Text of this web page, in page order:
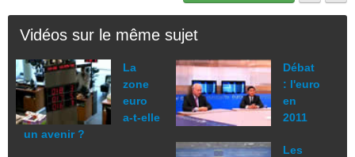
Vidéos sur le même sujet
La
zone
euro
a-t-elle
un avenir ?
Débat
: l'euro
en
2011
Les